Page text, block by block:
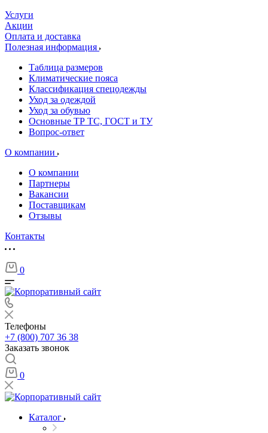
Услуги
Акции
Оплата и доставка
Полезная информация
Таблица размеров
Климатические пояса
Классификация спецодежды
Уход за одеждой
Уход за обувью
Основные ТР ТС, ГОСТ и ТУ
Вопрос-ответ
О компании
О компании
Партнеры
Вакансии
Поставщикам
Отзывы
Контакты
0
Телефоны
+7 (800) 707 36 38
Заказать звонок
0
Каталог